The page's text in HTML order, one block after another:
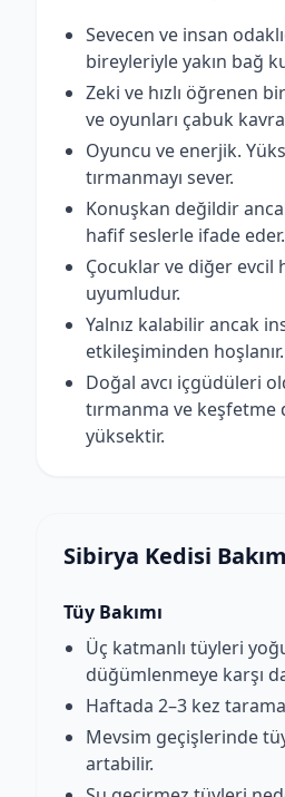
Sevecen ve insan
bireyleriyle yakın bağ
Zeki ve hızlı öğrenen
ve oyunları çabuk
Oyuncu ve enerjik.
tırmanmayı sever.
Konuşkan değildir
hafif seslerle ifade eder.
Çocuklar ve diğer evcil
uyumludur.
Yalnız kalabilir ancak
etkileşiminden hoşlanır.
Doğal avcı içgüdüleri
tırmanma ve keşfetme
yüksektir.
Sibirya Kedisi
Tüy Bakımı
Üç katmanlı tüyleri
düğümlenmeye karşı
Haftada 2–3 kez
Mevsim geçişlerinde
artabilir.